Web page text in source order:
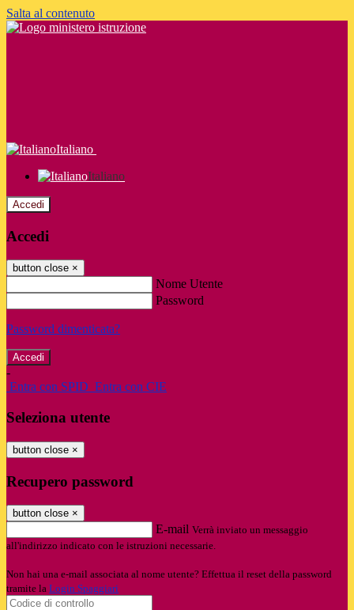
Salta al contenuto
Italiano
Italiano
Accedi
Accedi
button close ×
Nome Utente
Password
Password dimenticata?
-
Entra con SPID Entra con CIE
Seleziona utente
button close ×
Recupero password
button close ×
E-mail Verrà inviato un messaggio
all'indirizzo indicato con le istruzioni necessarie.
Non hai una e-mail associata al nome utente? Effettua il reset della password
tramite la Login Spaggiari